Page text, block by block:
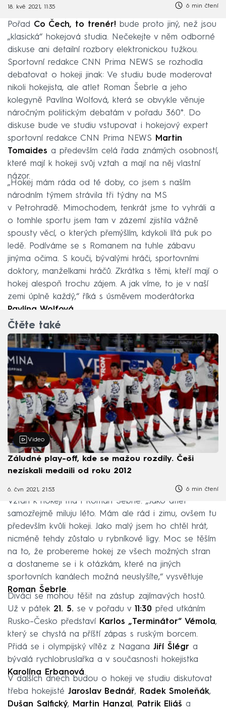
18. kvě 2021, 11:35 6 min čtení
Pořad Co Čech, to trenér! bude proto jiný, než jsou
„klasická“ hokejová studia. Nečekejte v něm odborné
diskuse ani detailní rozbory elektronickou tužkou.
Sportovní redakce CNN Prima NEWS se rozhodla
debatovat o hokeji jinak: Ve studiu bude moderovat
nikoli hokejista, ale atlet Roman Šebrle a jeho
kolegyně Pavlína Wolfová, která se obvykle věnuje
náročným politickým debatám v pořadu 360°. Do
diskuse bude ve studiu vstupovat i hokejový expert
sportovní redakce CNN Prima NEWS
Martin
Tomaides a především celá řada známých osobností,
které mají k hokeji svůj vztah a mají na něj vlastní
názor.
„Hokej mám ráda od té doby, co jsem s naším
národním týmem strávila tři týdny na MS
v Petrohradě. Mimochodem, tenkrát jsme to vyhráli a
o tomhle sportu jsem tam v zázemí zjistila vážně
spousty věcí, o kterých přemýšlím, kdykoli lítá puk po
ledě. Podíváme se s Romanem na tuhle zábavu
jinýma očima. S kouči, bývalými hráči, sportovními
doktory, manželkami hráčů. Zkrátka s těmi, kteří mají o
hokej alespoň trochu zájem. A jak víme, to je v naší
zemi úplně každý,“ říká s úsměvem moderátorka
Pavlína Wolfová
Čtěte také
Video
Záludné play-off, kde se mažou rozdíly. Češi
nezískali medaili od roku 2012
6. čvn 2021, 21:53 6 min čtení
Vztah k hokeji má i Roman Šebrle. „Jako atlet
samozřejmě miluju léto. Mám ale rád i zimu, ovšem tu
především kvůli hokeji. Jako malý jsem ho chtěl hrát,
nicméně tehdy zůstalo u rybníkové ligy. Moc se těším
na to, že probereme hokej ze všech možných stran
a dostaneme se i k otázkám, které na jiných
sportovních kanálech možná neuslyšíte,“ vysvětluje
Roman Šebrle.
Diváci se mohou těšit na zástup zajímavých hostů.
Už v pátek 21. 5. se v pořadu v 11:30 před utkáním
Rusko–Česko představí Karlos „Terminátor“ Vémola,
který se chystá na příští zápas s ruským borcem.
Přidá se i olympijský vítěz z Nagana Jiří Šlégr a
bývalá rychlobruslařka a v současnosti hokejistka
Karolína Erbanová.
V dalších dnech budou o hokeji ve studiu diskutovat
třeba hokejisté Jaroslav Bednář, Radek Smoleňák,
Dušan Salfický, Martin Hanzal , Patrik Eliáš a